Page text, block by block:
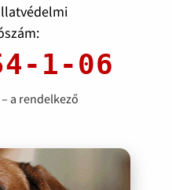
1-06
a rendelkező